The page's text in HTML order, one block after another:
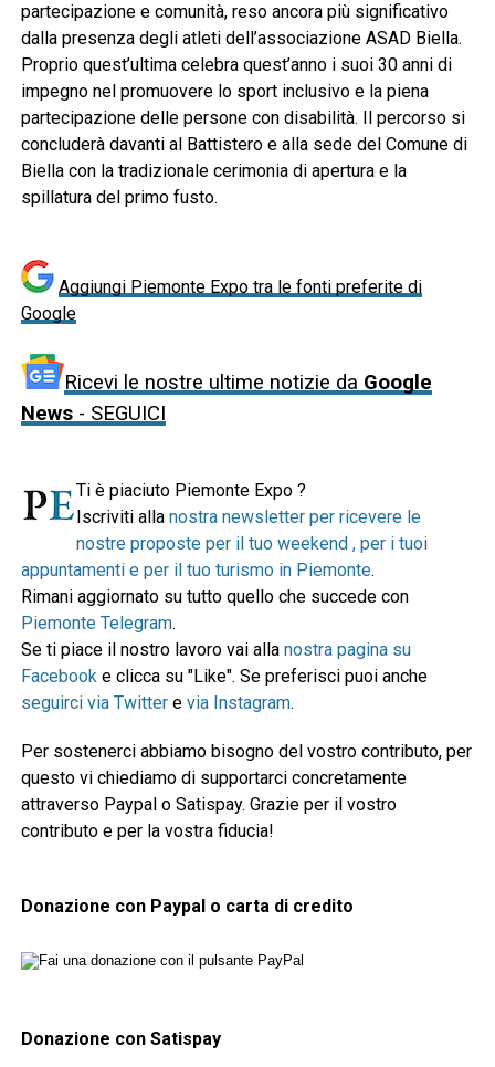
partecipazione e comunità, reso ancora più significativo
dalla presenza degli atleti dell’associazione ASAD Biella.
Proprio quest’ultima celebra quest’anno i suoi 30 anni di
impegno nel promuovere lo sport inclusivo e la piena
partecipazione delle persone con disabilità. Il percorso si
concluderà davanti al Battistero e alla sede del Comune di
Biella con la tradizionale cerimonia di apertura e la
spillatura del primo fusto.
Aggiungi Piemonte Expo tra le fonti preferite di
Google
Ricevi le nostre ultime notizie da Google
News- SEGUICI
Ti è piaciuto Piemonte Expo ?
Iscriviti alla nostra newsletter per ricevere le
nostre proposte per il tuo weekend , per i tuoi
appuntamenti e per il tuo turismo in Piemonte.
Rimani aggiornato su tutto quello che succede con
Piemonte Telegram.
Se ti piace il nostro lavoro vai alla nostra pagina su
Facebooke clicca su "Like". Se preferisci puoi anche
seguirci via Twittere via Instagram.
Per sostenerci abbiamo bisogno del vostro contributo, per
questo vi chiediamo di supportarci concretamente
attraverso Paypal o Satispay. Grazie per il vostro
contributo e per la vostra fiducia!
Donazione con Paypal o carta di credito
Donazione con Satispay